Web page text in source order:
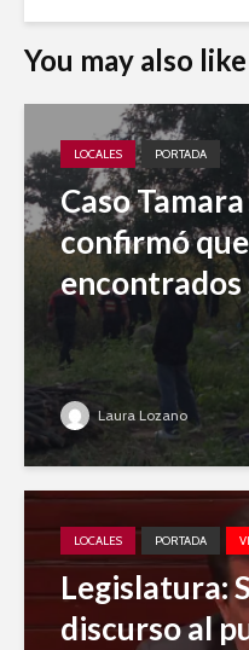
You may also like
LOCALES PORTADA
Caso
confirmó
encontrados
Laura Lozano
LOCALES PORTADA
Legislatura:
discurso al